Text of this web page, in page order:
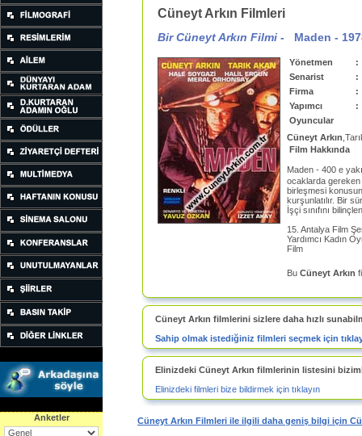
Anketler
Cüneyt Arkın Filmleri
Bir Cüneyt Arkın Filmi - Maden -
Yönetmen
:
Senarist
:
Firma
:
Yapımcı
:
Oyuncular
Cüneyt Arkın
Film Hakkında
Maden - 400 e
ocaklarda gereken
birleşmesi
kurşunlatılır. Bir
İşçi sınıfını
15. Antalya Film
Yardımcı Kadın
Film
Bu Cüneyt Arkın
Cüneyt Arkın filmlerini sizlere daha hızlı
Sahip olmak istediğiniz filmleri seçmek için
Elinizdeki Cüneyt Arkın filmlerinin listesini
Elinizdeki filmleri bize bildirmek için tıklayın
Cüneyt Arkın Filmleri ile ilgili daha geniş bilgi için